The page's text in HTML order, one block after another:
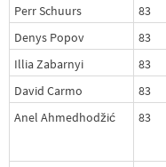
Perr Schuurs 83
Denys Popov
83
Illia Zabarnyi
83
David Carmo
83
Anel Ahmedhodžić
83